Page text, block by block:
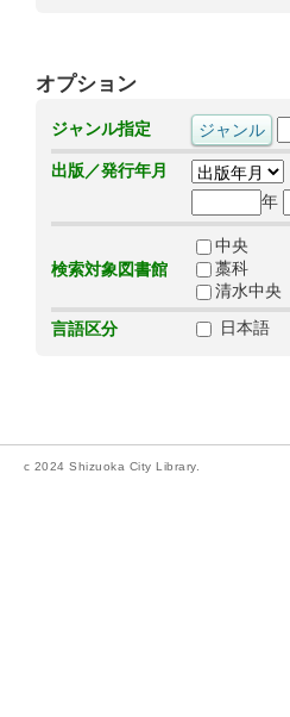
オプション
ジャンル指定
出版／発行年月
年
検索対象図書館
中央
藁科
清水中央
言語区分
日本語
c 2024 Shizuoka City Library.